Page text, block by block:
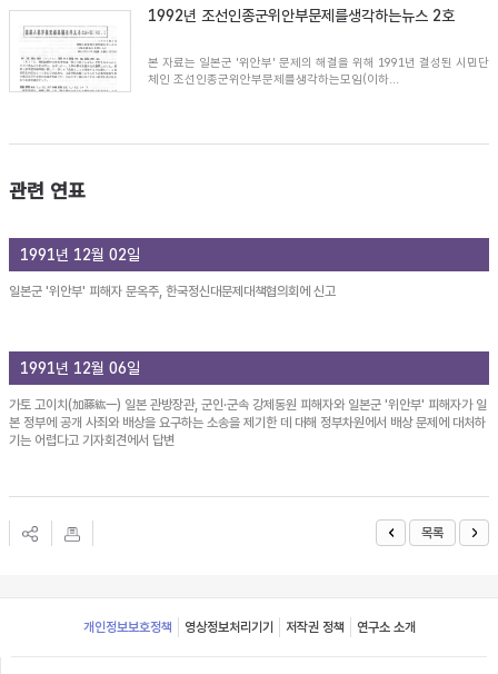
1992년 조선인종군위안부문제를생각하는뉴스 2호
본 자료는 일본군 '위안부' 문제의 해결을 위해 1991년 결성된 시민단
체인 조선인종군위안부문제를생각하는모임(이하...
관련 연표
1991년 12월 02일
일본군 '위안부' 피해자 문옥주, 한국정신대문제대책협의회에 신고
1991년 12월 06일
가토 고이치(加藤紘一) 일본 관방장관, 군인·군속 강제동원 피해자와 일본군 '위안부' 피해자가 일
본 정부에 공개 사죄와 배상을 요구하는 소송을 제기한 데 대해 정부차원에서 배상 문제에 대처하
기는 어렵다고 기자회견에서 답변
목록
Footer
개인정보보호정책 영상정보처리기기 저작권 정책 연구소 소개